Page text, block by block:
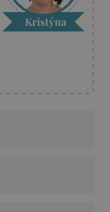
Kristýna